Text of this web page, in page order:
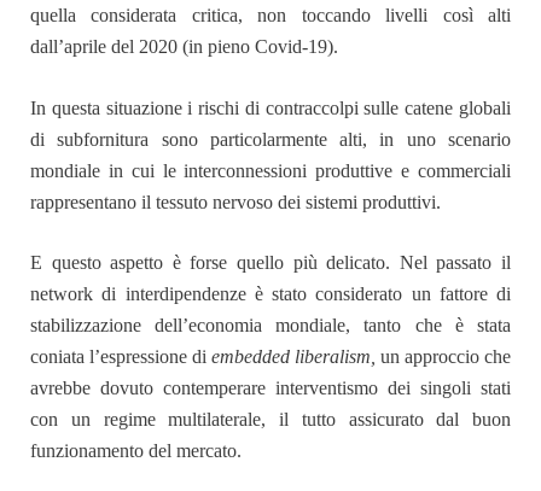
quella considerata critica, non toccando livelli così alti
dall’aprile del 2020 (in pieno Covid-19).
In questa situazione i rischi di contraccolpi sulle catene globali
di subfornitura sono particolarmente alti, in uno scenario
mondiale in cui le interconnessioni produttive e commerciali
rappresentano il tessuto nervoso dei sistemi produttivi.
E questo aspetto è forse quello più delicato. Nel passato il
network di interdipendenze è stato considerato un fattore di
stabilizzazione dell’economia mondiale, tanto che è stata
coniata l’espressione di embedded liberalism, un approccio che
avrebbe dovuto contemperare interventismo dei singoli stati
con un regime multilaterale, il tutto assicurato dal buon
funzionamento del mercato.